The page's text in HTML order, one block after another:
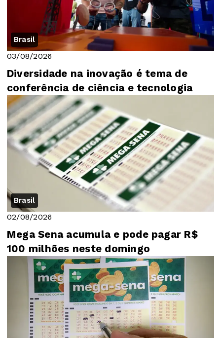
Brasil
03/08/2026
Diversidade na inovação é tema de
conferência de ciência e tecnologia
Brasil
02/08/2026
Mega Sena acumula e pode pagar R$
100 milhões neste domingo